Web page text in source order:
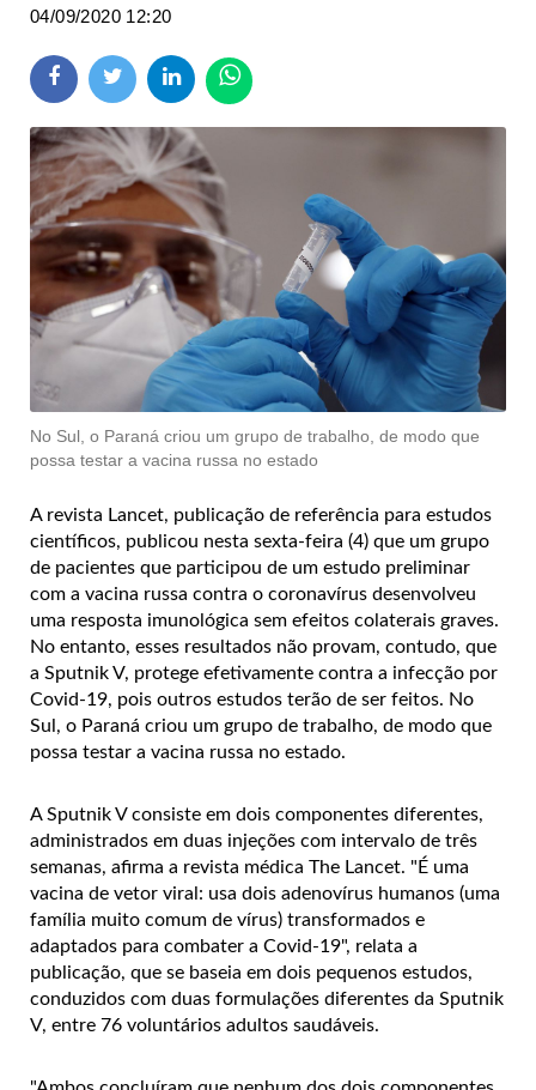
04/09/2020 12:20
No Sul, o Paraná criou um grupo de trabalho, de modo que
possa testar a vacina russa no estado
A revista Lancet, publicação de referência para estudos
científicos, publicou nesta sexta-feira (4) que um grupo
de pacientes que participou de um estudo preliminar
com a vacina russa contra o coronavírus desenvolveu
uma resposta imunológica sem efeitos colaterais graves.
No entanto, esses resultados não provam, contudo, que
a Sputnik V, protege efetivamente contra a infecção por
Covid-19, pois outros estudos terão de ser feitos. No
Sul, o Paraná criou um grupo de trabalho, de modo que
possa testar a vacina russa no estado.
A Sputnik V consiste em dois componentes diferentes,
administrados em duas injeções com intervalo de três
semanas, afirma a revista médica The Lancet. "É uma
vacina de vetor viral: usa dois adenovírus humanos (uma
família muito comum de vírus) transformados e
adaptados para combater a Covid-19", relata a
publicação, que se baseia em dois pequenos estudos,
conduzidos com duas formulações diferentes da Sputnik
V, entre 76 voluntários adultos saudáveis.